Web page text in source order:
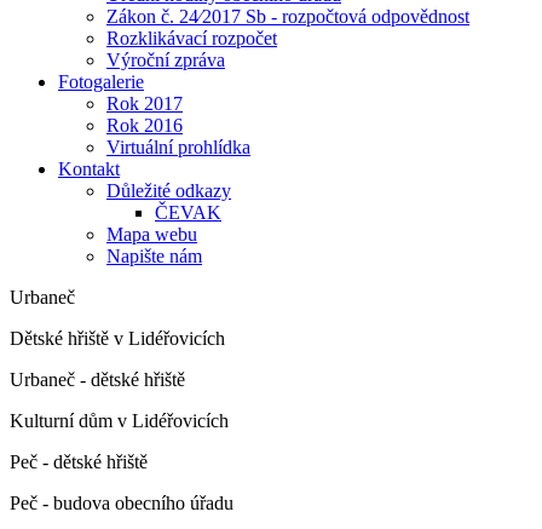
Zákon č. 24⁄2017 Sb - rozpočtová odpovědnost
Rozklikávací rozpočet
Výroční zpráva
Fotogalerie
Rok 2017
Rok 2016
Virtuální prohlídka
Kontakt
Důležité odkazy
ČEVAK
Mapa webu
Napište nám
Urbaneč
Dětské hřiště v Lidéřovicích
Urbaneč - dětské hřiště
Kulturní dům v Lidéřovicích
Peč - dětské hřiště
Peč - budova obecního úřadu